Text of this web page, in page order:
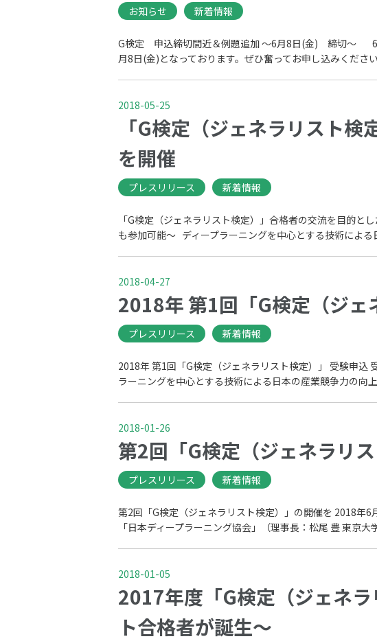
お知らせ 新着情報
G検定 申込締切間近＆例題追加 〜6月8日(金) 締切〜 6
月8日(金)となっております。ぜひ奮ってお申し込みくだ
2018-05-25
「G検定（ジェネラリスト
を開催
プレスリリース 新着情報
「G検定（ジェネラリスト検定）」合格者の交流を目的
も参加可能〜 ディープラーニングを中心とする技術によ
2018-04-27
2018年 第1回「G検定（ジェ
プレスリリース 新着情報
2018年 第1回「G検定（ジェネラリスト検定）」 受験申
ラーニングを中心とする技術による日本の産業競争力の向
2018-01-26
第2回「G検定（ジェネラリ
プレスリリース 新着情報
第2回「G検定（ジェネラリスト検定）」の開催を 2018年
「日本ディープラーニング協会」（理事長：松尾 豊 東京
2018-01-05
2017年度「G検定（ジェネ
ト合格者が誕生～